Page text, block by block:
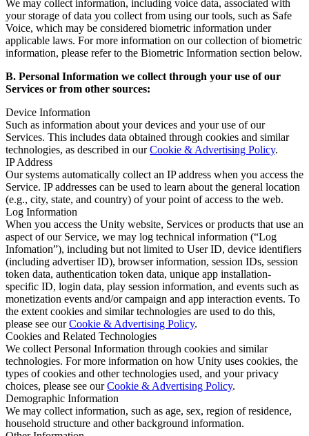
We may collect information, including voice data, associated with
your storage of data you collect from using our tools, such as Safe
Voice, which may be considered biometric information under
applicable laws. For more information on our collection of biometric
information, please refer to the Biometric Information section below.
B. Personal Information we collect through your use of our
Services or from other sources:
Device Information
Such as information about your devices and your use of our
Services. This includes data obtained through cookies and similar
technologies, as described in ourCookie & Advertising Policy.
IP Address
Our systems automatically collect an IP address when you access the
Service. IP addresses can be used to learn about the general location
(e.g., city, state, and country) of your point of access to the web.
Log Information
When you access the Unity website, Services or products that use an
aspect of our Service, we may log technical information (“Log
Infomation”), including but not limited to User ID, device identifiers
(including advertiser ID), browser information, session IDs, session
token data, authentication token data, unique app installation-
specific ID, login data, play session information, and events such as
monetization events and/or campaign and app interaction events. To
the extent cookies and similar technologies are used to do this,
please see ourCookie & Advertising Policy.
Cookies and Related Technologies
We collect Personal Information through cookies and similar
technologies. For more information on how Unity uses cookies, the
types of cookies and other technologies used, and your privacy
choices, please see ourCookie & Advertising Policy.
Demographic Information
We may collect information, such as age, sex, region of residence,
household structure and other background information.